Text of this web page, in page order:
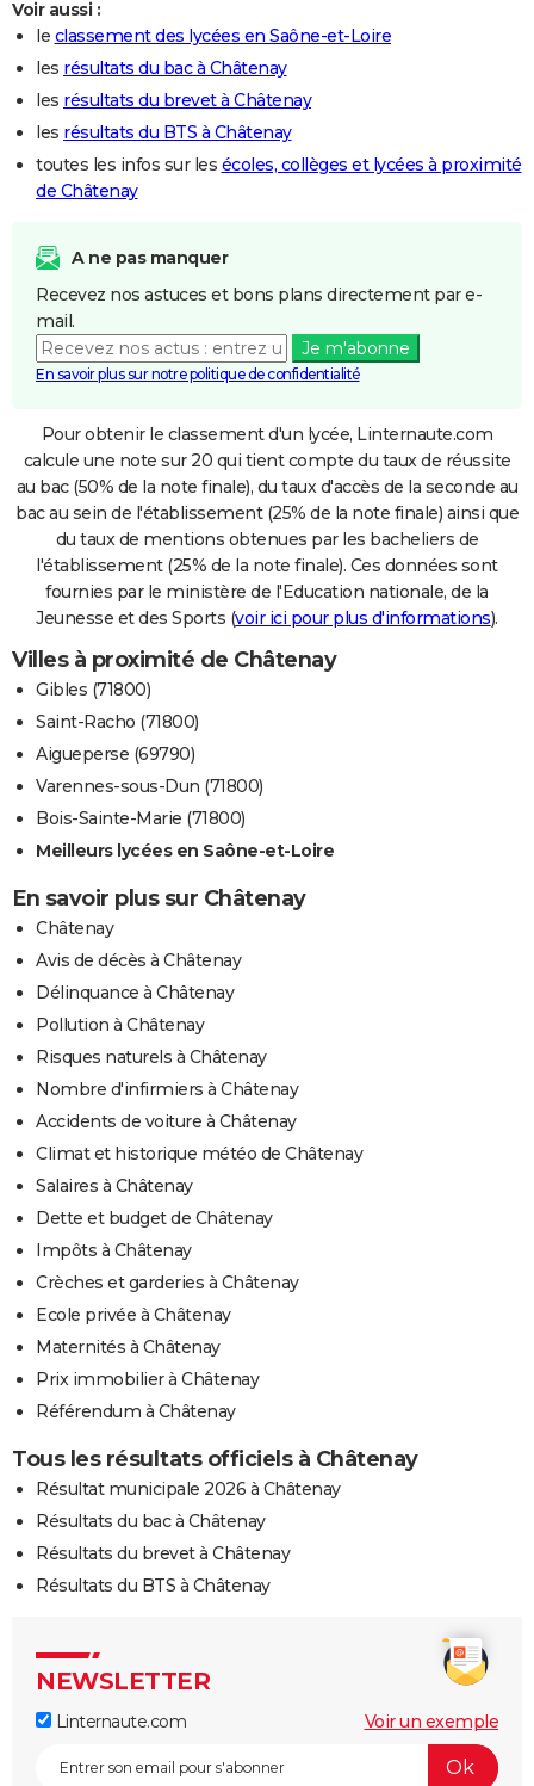
Voir aussi :
le classement des lycées en Saône-et-Loire
les résultats du bac à Châtenay
les résultats du brevet à Châtenay
les résultats du BTS à Châtenay
toutes les infos sur les écoles, collèges et lycées à proximité
de Châtenay
A ne pas manquer
Recevez nos astuces et bons plans directement par e-
mail.
Je m'abonne
En savoir plus sur notre politique de confidentialité
Pour obtenir le classement d'un lycée, Linternaute.com
calcule une note sur 20 qui tient compte du taux de réussite
au bac (50% de la note finale), du taux d'accès de la seconde au
bac au sein de l'établissement (25% de la note finale) ainsi que
du taux de mentions obtenues par les bacheliers de
l'établissement (25% de la note finale). Ces données sont
fournies par le ministère de l'Education nationale, de la
Jeunesse et des Sports (voir ici pour plus d'informations).
Villes à proximité de Châtenay
Gibles (71800)
Saint-Racho (71800)
Aigueperse (69790)
Varennes-sous-Dun (71800)
Bois-Sainte-Marie (71800)
Meilleurs lycées en Saône-et-Loire
En savoir plus sur Châtenay
Châtenay
Avis de décès à Châtenay
Délinquance à Châtenay
Pollution à Châtenay
Risques naturels à Châtenay
Nombre d'infirmiers à Châtenay
Accidents de voiture à Châtenay
Climat et historique météo de Châtenay
Salaires à Châtenay
Dette et budget de Châtenay
Impôts à Châtenay
Crèches et garderies à Châtenay
Ecole privée à Châtenay
Maternités à Châtenay
Prix immobilier à Châtenay
Référendum à Châtenay
Tous les résultats officiels à Châtenay
Résultat municipale 2026 à Châtenay
Résultats du bac à Châtenay
Résultats du brevet à Châtenay
Résultats du BTS à Châtenay
NEWSLETTER
Linternaute.com Voir un exemple